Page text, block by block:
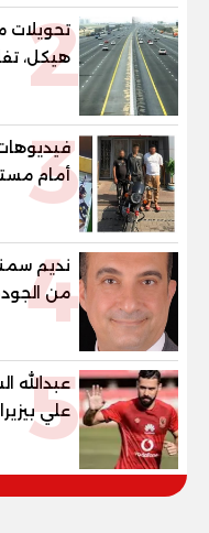
2
تحويلات
هيكل،
3
أمام
4
نديم
من
مصر"
5
عبدالله
علي بيزيرا